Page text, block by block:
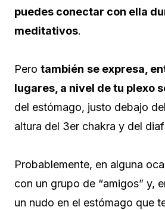
puedes conectar con ella
meditativos.
Pero también se expresa,
lugares, a nivel de tu plexo
del estómago, justo debajo
altura del 3er chakra y del
Probablemente, en alguna
con un grupo de “amigos” y,
un nudo en el estómago que